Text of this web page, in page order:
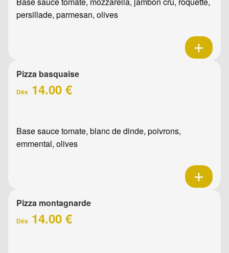
persillade, parmesan, olives
Pizza basquaise
Dès 14.00 €
Base sauce tomate, blanc de dinde, poivrons,
emmental, olives
Pizza montagnarde
Dès 14.00 €